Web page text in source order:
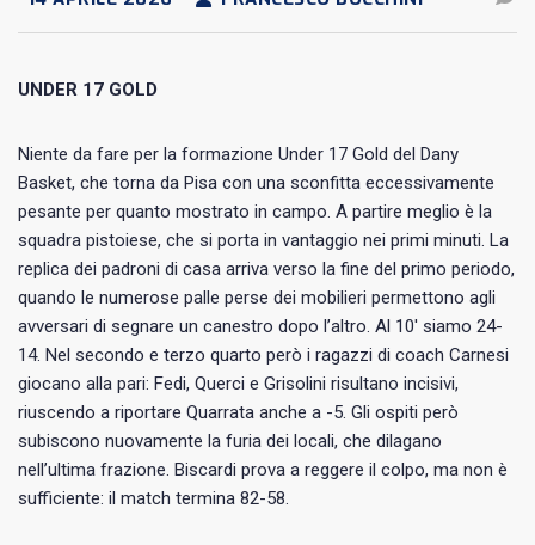
UNDER 17 GOLD
Niente da fare per la formazione Under 17 Gold del Dany
Basket, che torna da Pisa con una sconfitta eccessivamente
pesante per quanto mostrato in campo. A partire meglio è la
squadra pistoiese, che si porta in vantaggio nei primi minuti. La
replica dei padroni di casa arriva verso la fine del primo periodo,
quando le numerose palle perse dei mobilieri permettono agli
avversari di segnare un canestro dopo l’altro. Al 10′ siamo 24-
14. Nel secondo e terzo quarto però i ragazzi di coach Carnesi
giocano alla pari: Fedi, Querci e Grisolini risultano incisivi,
riuscendo a riportare Quarrata anche a -5. Gli ospiti però
subiscono nuovamente la furia dei locali, che dilagano
nell’ultima frazione. Biscardi prova a reggere il colpo, ma non è
sufficiente: il match termina 82-58.